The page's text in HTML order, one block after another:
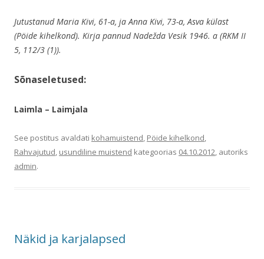
Jutustanud Maria Kivi, 61-a, ja Anna Kivi, 73-a, Asva külast
(Pöide kihelkond). Kirja pannud Nadežda Vesik 1946. a (RKM II
5, 112/3 (1)).
Sõnaseletused:
Laimla – Laimjala
See postitus avaldati kohamuistend, Pöide kihelkond,
Rahvajutud, usundiline muistend kategoorias 04.10.2012, autoriks
admin.
Näkid ja karjalapsed